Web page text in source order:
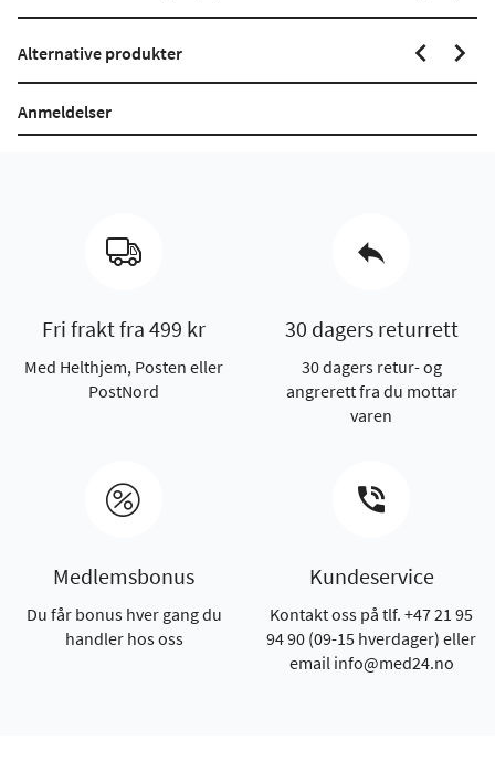
Alternative produkter
Anmeldelser
Fri frakt fra 499 kr
Med Helthjem, Posten eller
PostNord
30 dagers returrett
30 dagers retur- og
angrerett fra du mottar
varen
Medlemsbonus
Du får bonus hver gang du
handler hos oss
Kundeservice
Kontakt oss på tlf. +47 21 95
94 90 (09-15 hverdager) eller
email info@med24.no